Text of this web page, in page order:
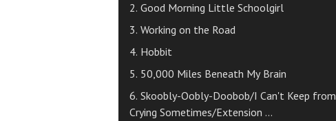
2. Good Morning Little Schoolgirl
3. Working on the Road
4. Hobbit
5. 50,000 Miles Beneath My Brain
6. Skoobly-Oobly-Doobob/I Can't Keep from
Crying Sometimes/Extension ...